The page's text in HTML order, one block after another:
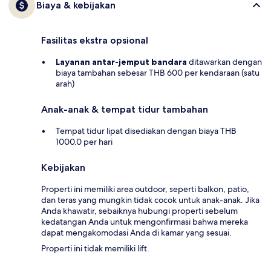
Biaya & kebijakan
Fasilitas ekstra opsional
Layanan antar-jemput bandara ditawarkan dengan
biaya tambahan sebesar THB 600 per kendaraan (satu
arah)
Anak-anak & tempat tidur tambahan
Tempat tidur lipat disediakan dengan biaya THB
1000.0 per hari
Kebijakan
Properti ini memiliki area outdoor, seperti balkon, patio,
dan teras yang mungkin tidak cocok untuk anak-anak. Jika
Anda khawatir, sebaiknya hubungi properti sebelum
kedatangan Anda untuk mengonfirmasi bahwa mereka
dapat mengakomodasi Anda di kamar yang sesuai.
Properti ini tidak memiliki lift.